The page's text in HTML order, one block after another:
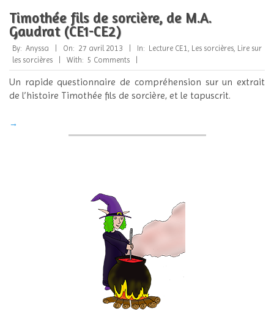
Timothée fils de sorcière, de M.A.
Gaudrat (CE1-CE2)
2013-
04-
27
By: Anyssa On: 27 avril 2013 In: Lecture CE1 Les sorcières Lire sur
les sorcières
With: 5 Comments
Un rapide questionnaire de compréhension sur un extrait
de l’histoire Timothée fils de sorcière, et le tapuscrit.
→